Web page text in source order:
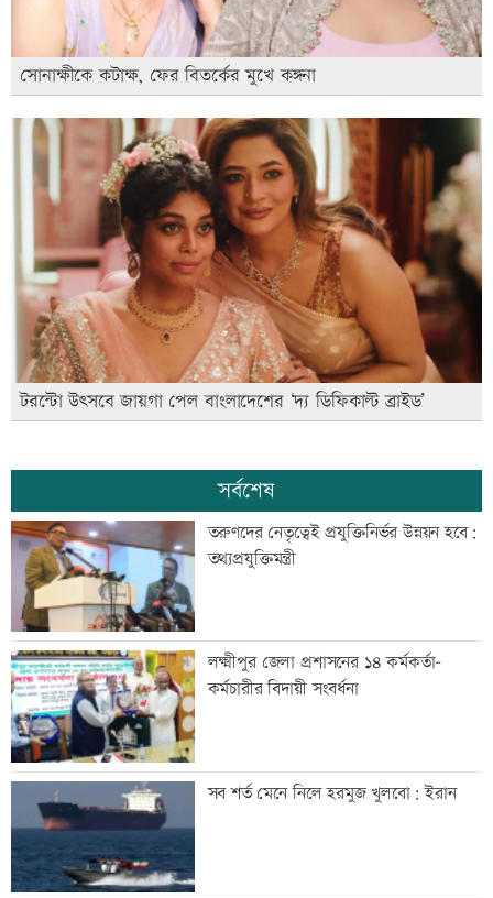
সোনাক্ষীকে কটাক্ষ, ফের বিতর্কের মুখে কঙ্গনা
টরন্টো উৎসবে জায়গা পেল বাংলাদেশের ‘দ্য ডিফিকাল্ট ব্রাইড’
সর্বশেষ
তরুণদের নেতৃত্বেই প্রযুক্তিনির্ভর উন্নয়ন হবে:
তথ্যপ্রযুক্তিমন্ত্রী
লক্ষ্মীপুর জেলা প্রশাসনের ১৪ কর্মকর্তা-
কর্মচারীর বিদায়ী সংবর্ধনা
সব শর্ত মেনে নিলে হরমুজ খুলবো: ইরান